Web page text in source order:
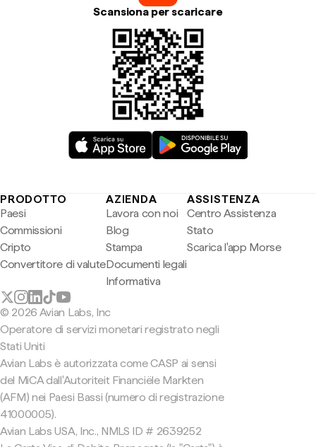
Scansiona per scaricare
PRODOTTO
Paesi
Commissioni
Cripto
Convertitore di valute
AZIENDA
Lavora con noi
Blog
Stampa
Documenti legali
Informativa
ASSISTENZA
Centro Assistenza
Stato
Scarica l'app Morse
© 2026 Avian Labs, Inc
Operatore di servizi monetari registrato negli
Stati Uniti
Avian Labs è autorizzata come CASP ai sensi
del MiCA dall'Autoriteit Financiële Markten
(AFM) nei Paesi Bassi (numero di registrazione
41000005).
Avian Labs USA, Inc., NMLS ID # 2639252